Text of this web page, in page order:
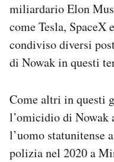
miliardario Elon
come Tesla,
condiviso diversi
di Nowak in questi
Come altri in questi
l’omicidio di Nowak
l’uomo statunitense
polizia nel 2020 a